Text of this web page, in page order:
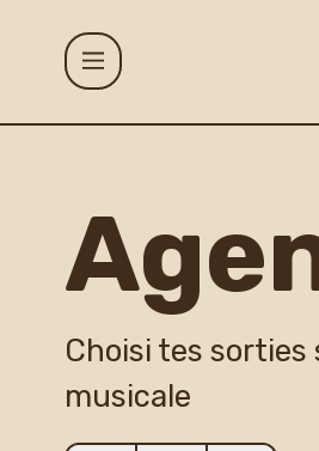
Choisi tes
musicale
Agenda
Projets
Le